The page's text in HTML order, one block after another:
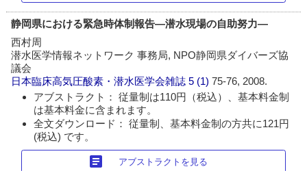
静岡県における緊急時体制報告―潜水現場の自助努力―
西村周
潜水医学情報ネットワーク 事務局, NPO静岡県ダイバーズ協
議会
日本臨床高気圧酸素・潜水医学会雑誌 5 (1)75-76, 2008.
アブストラクト： 従量制は110円（税込）、基本料金制
は基本料金に含まれます。
全文ダウンロード： 従量制、基本料金制の方共に121円
(税込) です。
article アブストラクトを見る